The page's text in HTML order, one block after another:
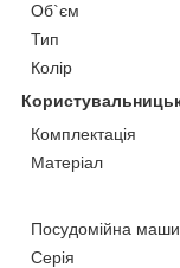
Об`єм
Тип
Колір
Комплектація
Матеріал
Посудомійна
Серія